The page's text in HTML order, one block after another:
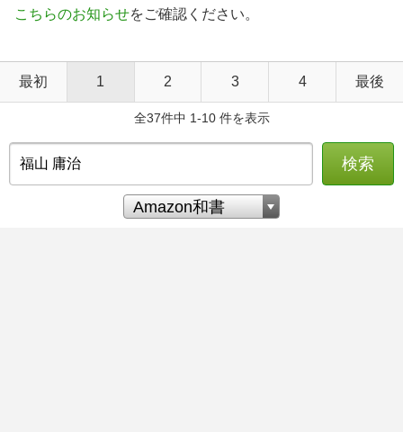
こちらのお知らせをご確認ください。
最初 1 2 3 4 最後
全37件中 1-10 件を表示
検索